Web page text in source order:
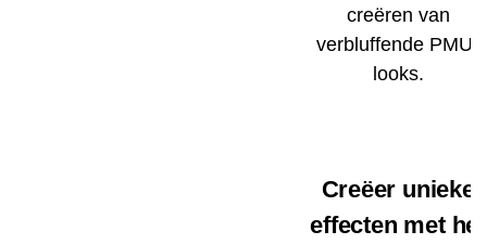
creëren van
verbluffende PMU-
looks.
Creëer unieke
effecten met het